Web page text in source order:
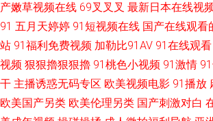
产嫩草视频在线 69叉叉叉 最新日本在线视
91 五月天婷婷 91短视频在线 国产在线观看
站 91福利免费视频 加勒比91AV 91在线观看
视频 狠狠擼狠狠擼 91桃色小视频 91激情
干 主播诱惑无码专区 欧美视频电影 91播放
欧美国产另类 欧美伦理另类 国产刺激对白